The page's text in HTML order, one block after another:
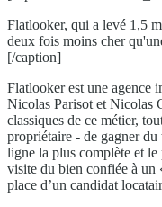
Flatlooker, qui a levé 1,5
deux fois moins cher
[/caption]
Flatlooker est une agence
Nicolas Parisot et Nicolas
classiques de ce métier,
propriétaire - de gagner
ligne la plus complète et le
visite du bien confiée à un
place d’un candidat